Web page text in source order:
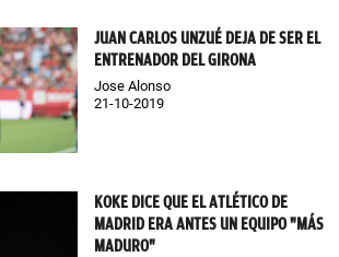
JUAN CARLOS UNZUÉ DEJA DE SER EL
ENTRENADOR DEL GIRONA
Jose Alonso
21-10-2019
KOKE DICE QUE EL ATLÉTICO DE
MADRID ERA ANTES UN EQUIPO "MÁS
MADURO"